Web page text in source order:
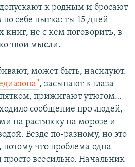
к родным и бросают
себе пытка: ты 15 дней
не с кем поговорить, в
твои мысли.
может быть, насилуют.
, засыпают в глаза
прижигают утюгом…
сообщение про людей,
на растяжку на морозе и
Везде по-разному, но это
что проблема одна –
просто всесильно. Начальник